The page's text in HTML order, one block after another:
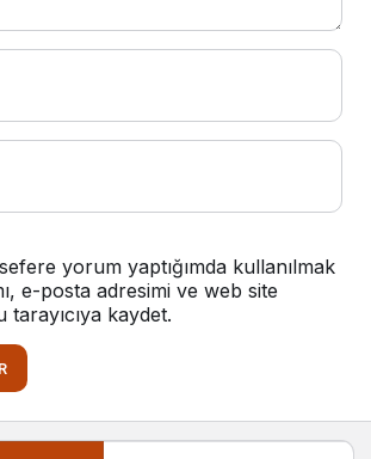
yorum yaptığımda kullanılmak
e-posta adresimi ve web site
tarayıcıya kaydet.